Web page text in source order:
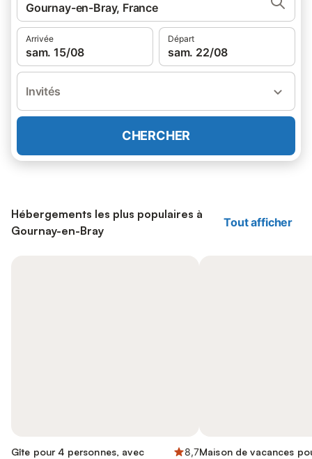
Gournay-en-Bray, France
Arrivée
sam. 15/08
Départ
sam. 22/08
Invités
CHERCHER
Hébergements les plus populaires à
Gournay-en-Bray
Tout afficher
Gîte pour 4 personnes, avec
8,7Maison de vacances